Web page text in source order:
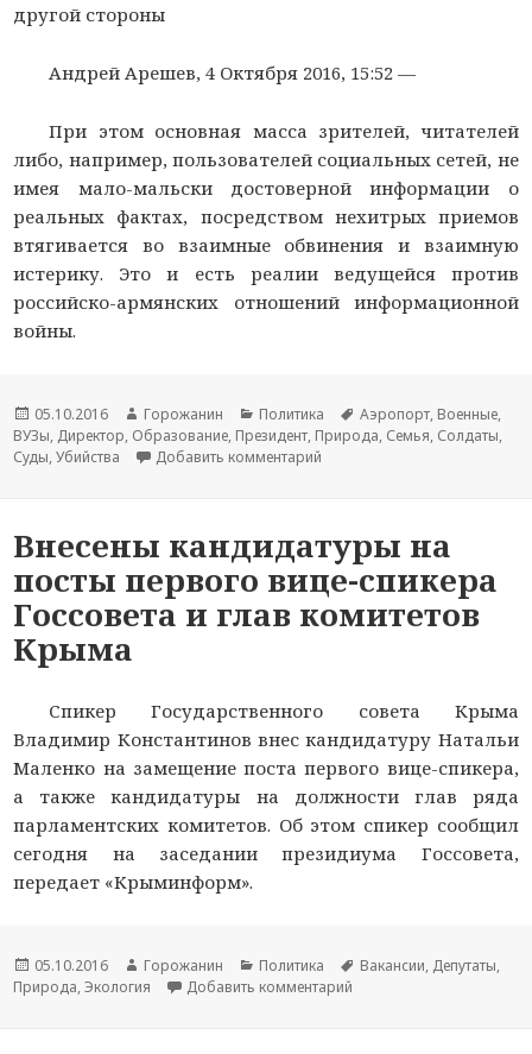
другой стороны
Андрей Арешев, 4 Октября 2016, 15:52 —
При этом основная масса зрителей, читателей
либо, например, пользователей социальных сетей, не
имея мало-мальски достоверной информации о
реальных фактах, посредством нехитрых приемов
втягивается во взаимные обвинения и взаимную
истерику. Это и есть реалии ведущейся против
российско-армянских отношений информационной
войны.
Новость
опубликована
05.10.2016
Автор
новости
Горожанин
Раздел
новостей
Политика
Тема
новости
Аэропорт, Военные,
ВУЗы, Директор, Образование, Президент, Природа, Семья, Солдаты,
Суды,Убийства Добавить комментарий
Внесены кандидатуры на
посты первого вице-спикера
Госсовета и глав комитетов
Крыма
Спикер Государственного совета Крыма
Владимир Константинов внес кандидатуру Натальи
Маленко на замещение поста первого вице-спикера,
а также кандидатуры на должности глав ряда
парламентских комитетов. Об этом спикер сообщил
сегодня на заседании президиума Госсовета,
передает «Крыминформ».
Новость
опубликована
05.10.2016
Автор
новости
Горожанин
Раздел
новостей
Политика
Тема
Вакансии, Депутаты,
Природа,Экология Добавить комментарий